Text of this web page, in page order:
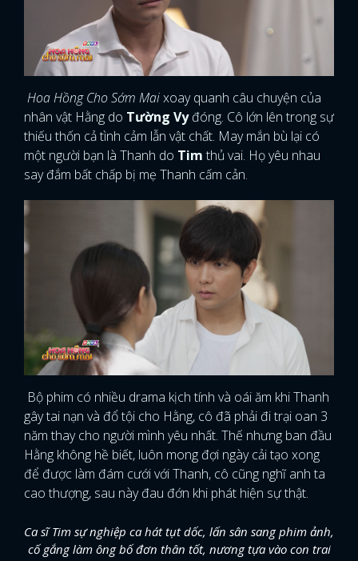
Hoa Hồng Cho Sớm Maixoay quanh câu chuyện của
nhân vật Hằng do Tường Vyđóng. Cô lớn lên trong sự
thiếu thốn cả tình cảm lẫn vật chất. May mắn bù lại có
một người bạn là Thanh do Tim thủ vai. Họ yêu nhau
say đắm bất chấp bị mẹ Thanh cấm cản.
Bộ phim có nhiều drama kịch tính và oái ăm khi Thanh
gây tai nạn và đổ tội cho Hằng, cô đã phải đi trại oan 3
năm thay cho người mình yêu nhất. Thế nhưng ban đầu
Hằng không hề biết, luôn mong đợi ngày cải tạo xong
để được làm đám cưới với Thanh, cô cũng nghĩ anh ta
cao thượng, sau này đau đớn khi phát hiện sự thật.
Ca sĩ Tim sự nghiệp ca hát tụt dốc, lấn sân sang phim ảnh,
cố gắng làm ông bố đơn thân tốt, nương tựa vào con trai